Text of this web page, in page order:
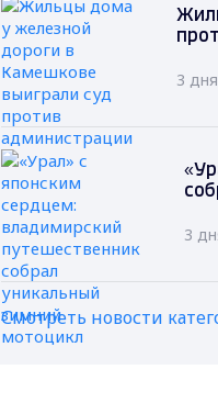
3
3
Смотреть новости